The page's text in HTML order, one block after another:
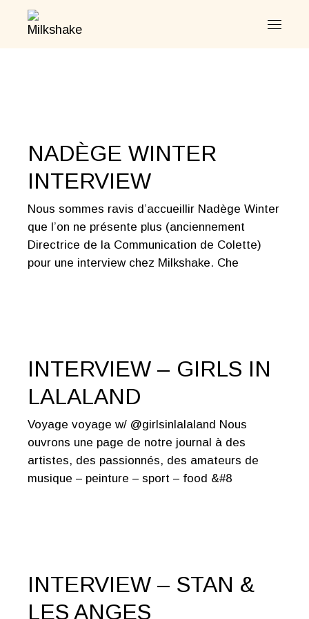
NADÈGE WINTER
INTERVIEW
Nous sommes ravis d’accueillir Nadège Winter
que l’on ne présente plus (anciennement
Directrice de la Communication de Colette)
pour une interview chez Milkshake. Che
INTERVIEW – GIRLS IN
LALALAND
Voyage voyage w/ @girlsinlalaland Nous
ouvrons une page de notre journal à des
artistes, des passionnés, des amateurs de
musique – peinture – sport – food &#8
INTERVIEW – STAN &
LES ANGES